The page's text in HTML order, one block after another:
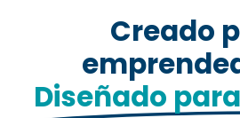
Creado
Diseñado